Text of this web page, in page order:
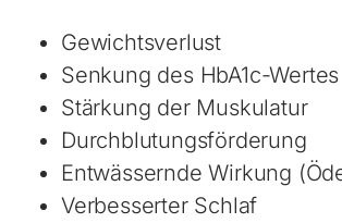
Gewichtsverlust
Senkung des HbA1c-Wertes
Stärkung der Muskulatur
Durchblutungsförderung
Entwässernde Wirkung
Verbesserter Schlaf